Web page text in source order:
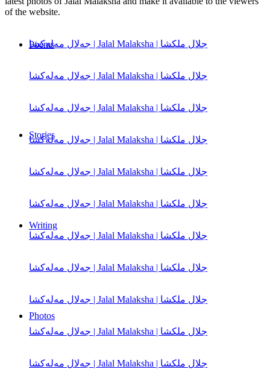
Poems
Stories
Writing
Photos
of the website.
جەلال مەلەكشا | Jalal Malaksha | جلال ملکشا
جەلال مەلەكشا | Jalal Malaksha | جلال ملکشا
جەلال مەلەكشا | Jalal Malaksha | جلال ملکشا
جەلال مەلەكشا | Jalal Malaksha | جلال ملکشا
جەلال مەلەكشا | Jalal Malaksha | جلال ملکشا
جەلال مەلەكشا | Jalal Malaksha | جلال ملکشا
جەلال مەلەكشا | Jalal Malaksha | جلال ملکشا
جەلال مەلەكشا | Jalal Malaksha | جلال ملکشا
جەلال مەلەكشا | Jalal Malaksha | جلال ملکشا
جەلال مەلەكشا | Jalal Malaksha | جلال ملکشا
جەلال مەلەكشا | Jalal Malaksha | جلال ملکشا